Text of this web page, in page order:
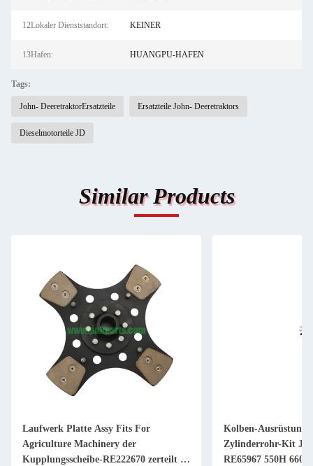
12Lokaler Dienststandort: KEINER
13Hafen: HUANGPU-HAFEN
Tags:
John- DeeretraktorErsatzteile Ersatzteile John- Deeretraktors
Dieselmotorteile JD
Similar Products
Laufwerk Platte Assy Fits For
Agriculture Machinery der
Kupplungsscheibe-RE222670 zerteilt 11
Kolben-Ausrüstung
Zylinderrohr-Kit JDs
RE65967 550H 6603